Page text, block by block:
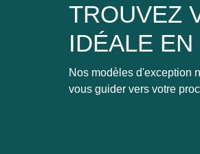
TROUVEZ
IDÉALE
Nos modèles d'exception
vous guider vers votre